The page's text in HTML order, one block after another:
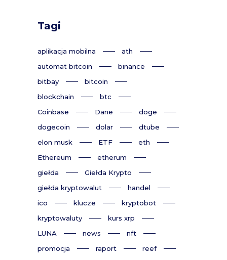
Tagi
aplikacja mobilna
ath
automat bitcoin
binance
bitbay
bitcoin
blockchain
btc
Coinbase
Dane
doge
dogecoin
dolar
dtube
elon musk
ETF
eth
Ethereum
etherum
giełda
Giełda Krypto
giełda kryptowalut
handel
ico
klucze
kryptobot
kryptowaluty
kurs xrp
LUNA
news
nft
promocja
raport
reef